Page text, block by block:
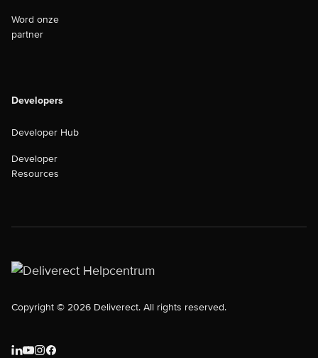
Word onze
partner
Developers
Developer Hub
Developer
Resources
Copyright © 2026 Deliverect. All rights reserved.